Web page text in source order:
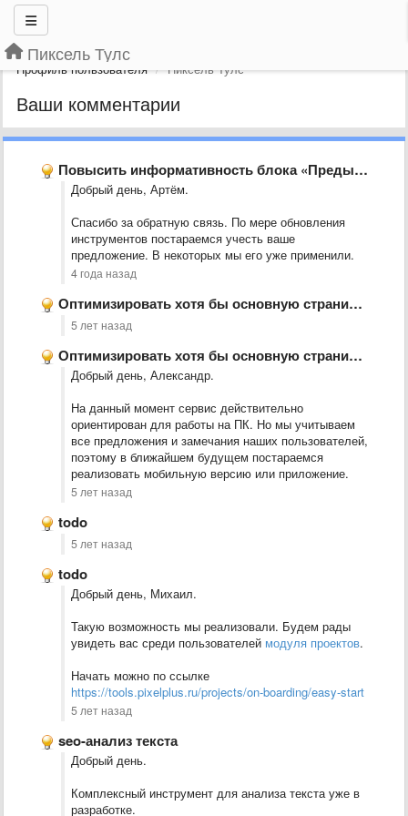
Пиксель Тулс
Профиль пользователя Пиксель Тулс
Ваши комментарии
Повысить информативность блока «Предыдущие проверки»
Добрый день, Артём.
Спасибо за обратную связь. По мере обновления
инструментов постараемся учесть ваше
предложение. В некоторых мы его уже применили.
4 года назад
Оптимизировать хотя бы основную страницу с позициями сайта, для мобильного
5 лет назад
Оптимизировать хотя бы основную страницу с позициями сайта, для мобильного
Добрый день, Александр.
На данный момент сервис действительно
ориентирован для работы на ПК. Но мы учитываем
все предложения и замечания наших пользователей,
поэтому в ближайшем будущем постараемся
реализовать мобильную версию или приложение.
5 лет назад
todo
5 лет назад
todo
Добрый день, Михаил.
Такую возможность мы реализовали. Будем рады
увидеть вас среди пользователей модуля проектов.
Начать можно по ссылке
https://tools.pixelplus.ru/projects/on-boarding/easy-start
5 лет назад
seo-анализ текста
Добрый день.
Комплексный инструмент для анализа текста уже в
разработке.